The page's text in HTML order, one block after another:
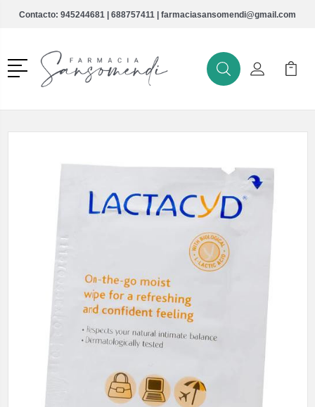
Contacto: 945244681 | 688757411 | farmaciasansomendi@gmail.com
Menú
BuscarMi Cuenta
Mi